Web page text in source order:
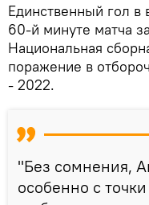
Единственный гол в
60-й минуте матча
Национальная
поражение в
- 2022.
"Без сомнения,
особенно с